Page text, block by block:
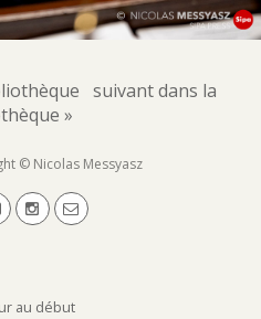
suivant dans la
»
© Nicolas Messyasz
au début